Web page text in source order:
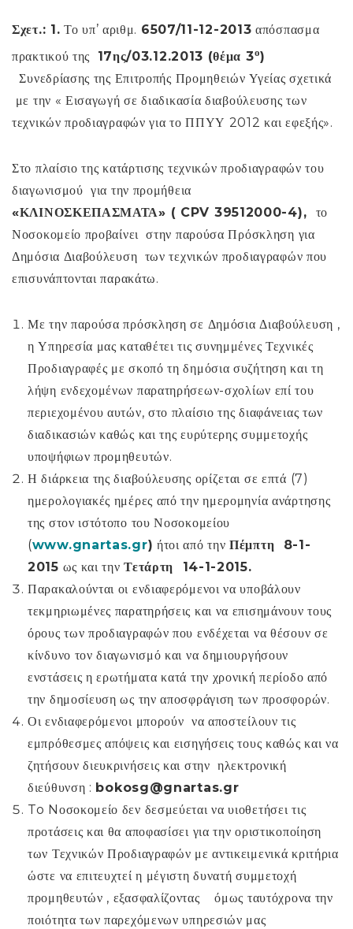
Σχετ.: 1. Το υπ’ αριθμ. 6507/11-12-2013 απόσπασμα
πρακτικού της 17ης/03.12.2013 (θέμα 3ο)
Συνεδρίασης της Επιτροπής Προμηθειών Υγείας σχετικά
με την « Εισαγωγή σε διαδικασία διαβούλευσης των
τεχνικών προδιαγραφών για το ΠΠΥΥ 2012 και εφεξής».
Στο πλαίσιο της κατάρτισης τεχνικών προδιαγραφών του
διαγωνισμού για την προμήθεια
«ΚΛΙΝΟΣΚΕΠΑΣΜΑΤΑ» ( CPV 39512000-4), το
Νοσοκομείο προβαίνει στην παρούσα Πρόσκληση για
Δημόσια Διαβούλευση των τεχνικών προδιαγραφών που
επισυνάπτονται παρακάτω.
Με την παρούσα πρόσκληση σε Δημόσια Διαβούλευση ,
η Υπηρεσία μας καταθέτει τις συνημμένες Τεχνικές
Προδιαγραφές με σκοπό τη δημόσια συζήτηση και τη
λήψη ενδεχομένων παρατηρήσεων-σχολίων επί του
περιεχομένου αυτών, στο πλαίσιο της διαφάνειας των
διαδικασιών καθώς και της ευρύτερης συμμετοχής
υποψήφιων προμηθευτών.
Η διάρκεια της διαβούλευσης ορίζεται σε επτά (7)
ημερολογιακές ημέρες από την ημερομηνία ανάρτησης
της στον ιστότοπο του Νοσοκομείου
(www.gnartas.gr) ήτοι από τηνΠέμπτη 8-1-
2015 ως και τηνΤετάρτη 14-1-2015.
Παρακαλούνται οι ενδιαφερόμενοι να υποβάλουν
τεκμηριωμένες παρατηρήσεις και να επισημάνουν τους
όρους των προδιαγραφών που ενδέχεται να θέσουν σε
κίνδυνο τον διαγωνισμό και να δημιουργήσουν
ενστάσεις η ερωτήματα κατά την χρονική περίοδο από
την δημοσίευση ως την αποσφράγιση των προσφορών.
Οι ενδιαφερόμενοι μπορούν να αποστείλουν τις
εμπρόθεσμες απόψεις και εισηγήσεις τους καθώς και να
ζητήσουν διευκρινήσεις και στην ηλεκτρονική
διεύθυνση : bokosg@gnartas.gr
To Nοσοκομείο δεν δεσμεύεται να υιοθετήσει τις
προτάσεις και θα αποφασίσει για την οριστικοποίηση
των Τεχνικών Προδιαγραφών με αντικειμενικά κριτήρια
ώστε να επιτευχτεί η μέγιστη δυνατή συμμετοχή
προμηθευτών , εξασφαλίζοντας όμως ταυτόχρονα την
ποιότητα των παρεχόμενων υπηρεσιών μας